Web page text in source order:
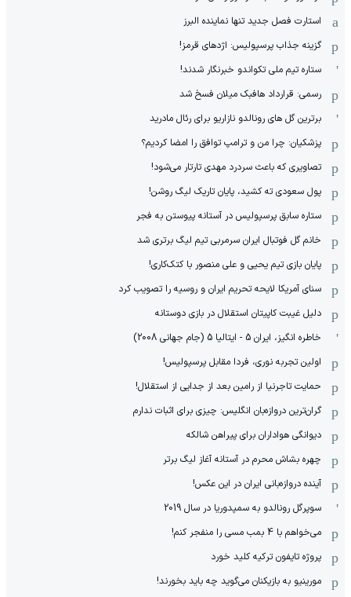
استارت فصل جدید تنها نماینده البرز
گزینه جذاب پرسپولیس: اژدهای قرمز!
ستاره تیم ملی تکواندو خبرنگار شدند!
رسمی: قرارداد هافبک میلان فسخ شد
برترین گل های رونالدو نازاریو برای رئال مادرید
پزشکیان: چرا من و ترامپ توافق را امضا کردیم؟
تصاویری که باعث سردرد مهدی تارتار می‌شود!
پول سعودی ته کشید، پایان تاریک لیگ روشن!
ستاره سابق پرسپولیس در آستانه پیوستن به فجر
خانم گل فوتبال ایران سرمربی تیم لیگ برتری شد
پایان بازی تیم یحیی و علی منصور با کتک‌کاری!
سنای آمریکا لایحه تحریم ایران و روسیه را تصویب کرد
دلیل غیبت کاپیتان استقلال در بازی دوستانه
خاطره انگیز، ایران 5 - ایتالیا 5 (جام جهانی 2008)
اولین تجربه نوری، فردا مقابل پرسپولیس!
حمایت تاجرنیا از رامین بعد از جدایی از استقلال!
گران‌ترین دروازه‌بان انگلیس: چیزی برای اثبات ندارم
دیوانگی هواداران برای پیراهن شالکه
چهره بشاش محرم در آستانه آغاز لیگ برتر
آینده دروازه‌بانی ایران در این عکس!
سوپرگل رونالدو به سمپدوریا در سال 2019
می‌خواهم با 4 بمب مسی را منفجر کنم!
پروژه تایفون ترکیه کلید خورد
مورینیو به بازیکنان می‌گوید چه باید بخورند!